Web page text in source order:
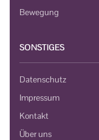
Bewegung
SONSTIGES
Datenschutz
Impressum
Kontakt
Über uns